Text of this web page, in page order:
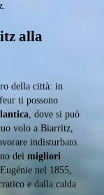
alla
della città: in
ti possono
, dove si può
volo a Biarritz,
indisturbato.
dei migliori
nel 1855,
e dalla calda